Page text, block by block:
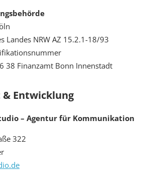
Landes NRW AZ 15.2.1-18/93
38 Finanzamt Bonn Innenstadt
& Entwicklung
– Agentur für Kommunikation
322